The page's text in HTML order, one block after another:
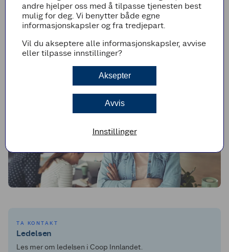
Som medlemseid organisasjon er det medlemmene som
eier virksomheten. Medlemskap i Coop Innlandet gir
mulighet til å påvirke, og til å ta del i overskuddet som
Organisasjonen
TA KONTAKT
Ledelsen
Les mer om ledelsen i Coop Innlandet.
andre hjelper oss med å tilpasse tjenesten best
mulig for deg. Vi benytter både egne
informasjonskapsler og fra tredjepart.
Vil du akseptere alle informasjonskapsler, avvise
eller tilpasse innstillinger?
Aksepter
Avvis
Innstillinger